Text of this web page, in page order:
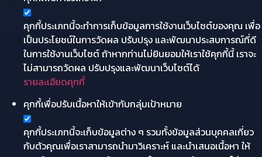
คุกกี้ประเภทนี้จะทำการเก็บข้อมูลการใช้งานเว็บไซต์ของคุณ เพื่อ
เป็นประโยชน์ในการวัดผล ปรับปรุง และพัฒนาประสบการณ์ที่ดี
ในการใช้งานเว็บไซต์ ถ้าหากท่านไม่ยินยอมให้เราใช้คุกกี้นี้ เราจะ
ไม่สามารถวัดผล ปรับปรุงและพัฒนาเว็บไซต์ได้
รายละเอียดคุกกี้
คุกกี้เพื่อปรับเนื้อหาให้เข้ากับกลุ่มเป้าหมาย
คุกกี้ประเภทนี้จะเก็บข้อมูลต่าง ๆ รวมทั้งข้อมูลส่วนบุคคลเกี่ยว
กับตัวคุณเพื่อเราสามารถนำมาวิเคราะห์ และนำเสนอเนื้อหา ให้